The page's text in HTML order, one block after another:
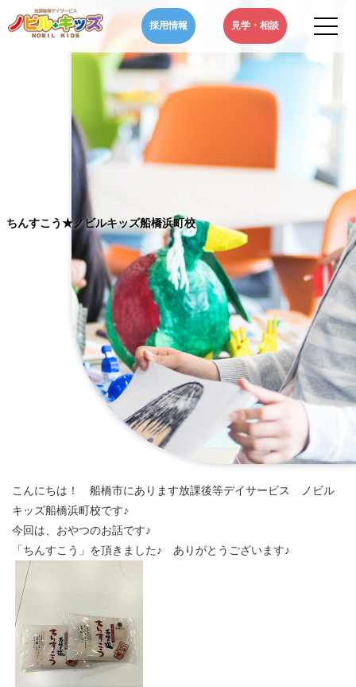
to
ノビルキッズ-NOBIL
KIDS-千葉県の児童発達
支援・放課後等デイサー
ビス|ちんすこう★ノビ
ルキッズ船橋浜町校
千葉県のノビルキッズは、児童福祉法に基づいた児童発達支援・放課
後等デイサービスを通じ、自閉症やADHD、といった発達障害などを
お持ちのお子さまの発達支援や学習支援などの療育・サポートをいた
採用情報 見学・相談
ちんすこう★ノビルキッズ船橋浜町校
こんにちは！ 船橋市にあります放課後等デイサービス ノビル
キッズ船橋浜町校です♪
今回は、おやつのお話です♪
「ちんすこう」を頂きました♪ ありがとうございます♪